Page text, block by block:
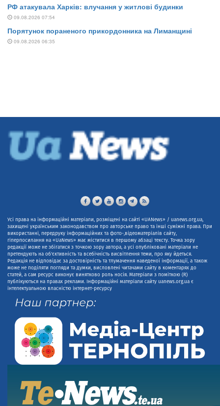
Усі права на інформаційні матеріали, розміщені на сайті «UANews» / uanews.org.ua,
захищені українським законодавством про авторське право та інші суміжні права. При
використанні, передруку інформаційних та фото-,відеоматеріалів сайту,
гіперпосилання на «UaNews» має міститися в першому абзаці тексту. Точка зору
редакції може не збігатися з точкою зору автора, а усі опубліковані матеріали не
претендують на об'єктивність та всебічність висвітлення теми, про яку йдеться.
Редакція не відповідає за достовірність та тлумачення наведеної інформації, а також
може не поділяти погляди та думки, висловлені читачами сайту в коментарях до
статей, а сам ресурс виконує винятково роль носія. Матеріали з поміткою (R)
публікуються на правах реклами. Інформаційні матеріали сайту uanews.org.ua є
інтелектуальною власністю інтернет-ресурсу